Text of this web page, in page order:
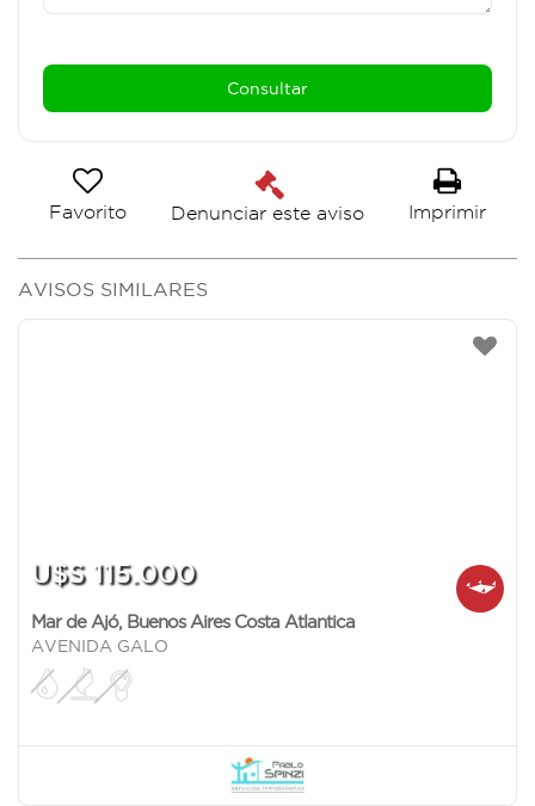
Favorito Denunciar este aviso Imprimir
AVISOS SIMILARES
U$S 115.000
Mar de Ajó, Buenos Aires Costa Atlantica
AVENIDA GALO